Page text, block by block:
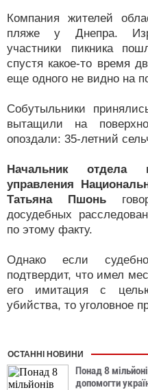
Компания жителей
пляже у Днепра.
участники пикника
спустя какое-то время
еще одного не видно на
Собутыльники
вытащили на
опоздали: 35-летний
Начальник отдела
управления
Татьяна Пшонь
досудебных
по этому факту.
Однако если
подтвердит, что имел
его имитация с
убийства, то уголовное
ОСТАННІ НОВИНИ
Понад 8
допомогти